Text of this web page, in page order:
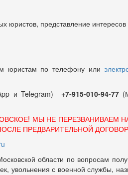
юристов, представление
юристам по телефону или
и Telegram) +7-915-010-94-77
МЫ НЕ
ПРЕДВАРИТЕЛЬНОЙ
области по вопросам
увольнения с военной службы,